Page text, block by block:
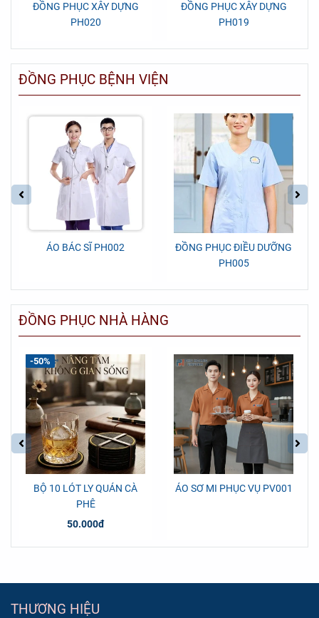
ĐỒNG PHỤC XÂY DỰNG
PH020
ĐỒNG PHỤC XÂY DỰNG
PH019
ĐỒNG PHỤC BỆNH VIỆN
ÁO BÁC SĨ PH002
ĐỒNG PHỤC ĐIỀU DƯỠNG
PH005
ĐỒNG PHỤC NHÀ HÀNG
BỘ 10 LÓT LY QUÁN CÀ
PHÊ
50.000đ
-50%
ÁO SƠ MI PHỤC VỤ PV001
THƯƠNG HIỆU